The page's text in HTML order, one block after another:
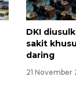
DKI
sakit
daring
21 November